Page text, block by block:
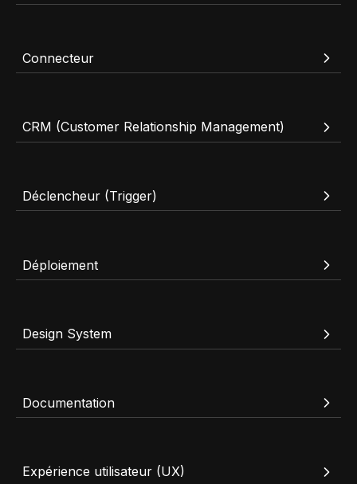
Connecteur
CRM (Customer Relationship Management)
Déclencheur (Trigger)
Déploiement
Design System
Documentation
Expérience utilisateur (UX)